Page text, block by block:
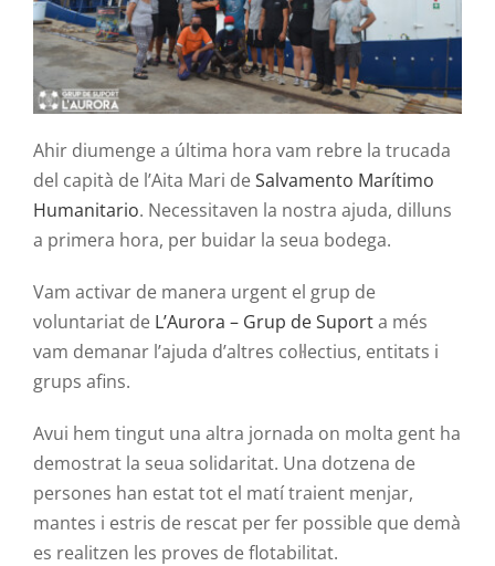
Ahir diumenge a última hora vam rebre la trucada
del capità de l’Aita Mari deSalvamento Marítimo
Humanitario. Necessitaven la nostra ajuda, dilluns
a primera hora, per buidar la seua bodega.
Vam activar de manera urgent el grup de
voluntariat de L’Aurora – Grup de Suporta més
vam demanar l’ajuda d’altres col·lectius, entitats i
grups afins.
Avui hem tingut una altra jornada on molta gent ha
demostrat la seua solidaritat. Una dotzena de
persones han estat tot el matí traient menjar,
mantes i estris de rescat per fer possible que demà
es realitzen les proves de flotabilitat.